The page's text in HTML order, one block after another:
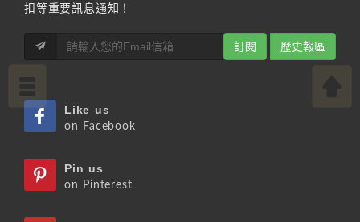
扣等重要訊息通知！
訂閱 歷史報區
Like us
on Facebook
Pin us
on Pinterest